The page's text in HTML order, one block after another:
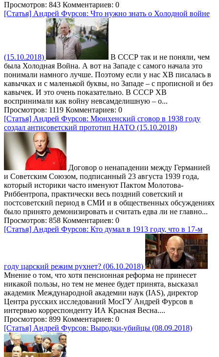
Просмотров: 843 Комментариев: 0
[Статья] Андрей Фурсов: Что нужно знать о Холодной войне
(15.10.2018)
В СССР так и не поняли, чем
была Холодная Война. А вот на Западе с самого начала это
понимали намного лучше. Поэтому если у нас ХВ писалась в
кавычках и с маленькой буквы, но Западе – с прописной и без
кавычек. И это очень показательно. В СССР ХВ
воспринимали как войну невсамделишную – о...
Просмотров: 1119 Комментариев: 0
[Статья] Андрей Фурсов: Мюнхенский сговор в 1938 году
создал антисоветский прототип НАТО (15.10.2018)
Договор о ненападении между Германией
и Советским Союзом, подписанный 23 августа 1939 года,
который историки часто именуют Пактом Молотова-
Риббентропа, практически весь поздний советский и
постсоветский период в СМИ и в общественных обсуждениях
было принято демонизировать и считать едва ли не главно...
Просмотров: 858 Комментариев: 0
[Статья] Андрей Фурсов: Кто думал в 1913 году, что в 17-м
году царский режим рухнет? (06.10.2018)
Мнение о том, что хотя пенсионная реформа не принесет
никакой пользы, но тем не менее будет принята, высказал
академик Международной академии наук (IAS), директор
Центра русских исследований МосГУ Андрей Фурсов в
интервью корреспонденту ИА Красная Весна....
Просмотров: 899 Комментариев: 0
[Статья] Андрей Фурсов: Выродки-убийцы (08.09.2018)